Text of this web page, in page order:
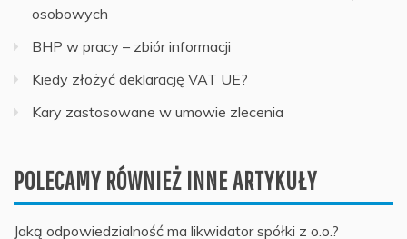
osobowych
BHP w pracy – zbiór informacji
Kiedy złożyć deklarację VAT UE?
Kary zastosowane w umowie zlecenia
POLECAMY RÓWNIEŻ INNE ARTYKUŁY
Jaką odpowiedzialność ma likwidator spółki z o.o.?